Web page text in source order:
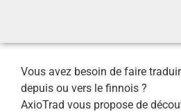
Vous avez besoin de faire
depuis ou vers le finnois ?
AxioTrad vous propose de